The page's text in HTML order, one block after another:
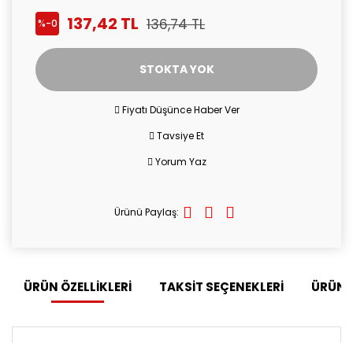
%-0 137,42 TL 136,74 TL
STOKTA YOK
Fiyatı Düşünce Haber Ver
Tavsiye Et
Yorum Yaz
Ürünü Paylaş:
ÜRÜN ÖZELLİKLERİ TAKSİT SEÇENEKLERİ ÜRÜN